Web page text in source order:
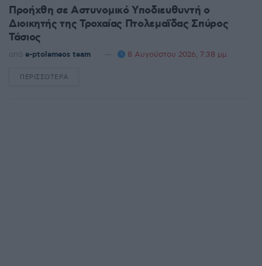
Προήχθη σε Αστυνομικό Υποδιευθυντή ο
Διοικητής της Τροχαίας Πτολεμαΐδας Σπύρος
Τάσιος
από e-ptolemeos team 8 Αυγούστου 2026, 7:38 μμ
ΠΕΡΙΣΣΌΤΕΡΑ